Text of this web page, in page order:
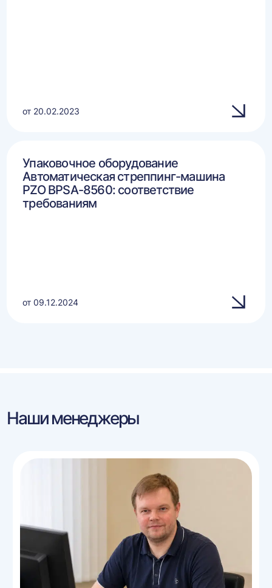
от 20.02.2023
Упаковочное оборудование
Автоматическая стреппинг-машина
PZO BPSA-8560: соответствие
требованиям
от 09.12.2024
Наши менеджеры